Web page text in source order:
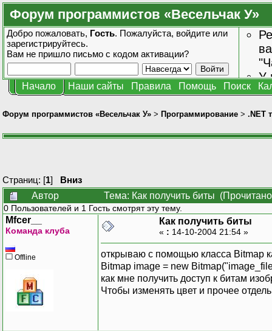
Форум программистов «Весельчак У»
Добро пожаловать, Гость. Пожалуйста, войдите или
зарегистрируйтесь.
Вам не пришло письмо с кодом активации?
У
Начало Наши сайты Правила Помощь Поиск
Форум программистов «Весельчак У» > Программирование > .NET
Страниц: [1] Вниз
Автор
Тема: Как получить биты
0 Пользователей и 1 Гость смотрят эту тему.
Mfcer__
Команда клуба
Offline
Как получить биты
« : 14-10-2004 21:54 »
открываю с помощью класса Bitmap
Bitmap image = new
как мне получить доступ к битам
Чтобы изменять цвет и прочее